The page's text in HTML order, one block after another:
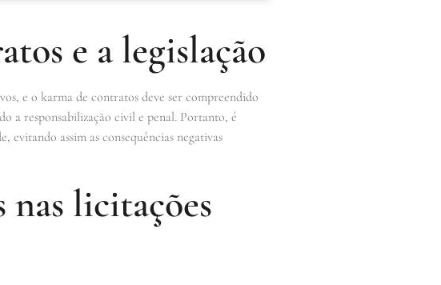
e a legislação
e o karma de contratos deve ser compreendido
a responsabilização civil e penal. Portanto, é
evitando assim as consequências negativas
licitações